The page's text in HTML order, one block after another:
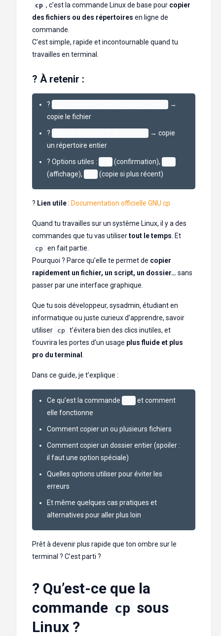
cp , c’est la commande Linux de base pour copier
des fichiers ou des répertoires en ligne de
commande.
C’est simple, rapide et incontournable quand tu
travailles en terminal.
? À retenir :
?
→
copie le fichier
?
→ copie
un répertoire entier
? Options utiles : (confirmation),
(affichage), (copie si plus récent)
? Lien utile: Documentation officielle GNU cp
Quand tu travailles sur un système Linux, il y a des
commandes que tu vas utilisertout le temps . Et
cp
en fait partie.
Pourquoi ? Parce qu’elle te permet de copier
rapidement un fichier, un script, un dossier… sans
passer par une interface graphique.
Que tu sois développeur, sysadmin, étudiant en
informatique ou juste curieux d’apprendre, savoir
utiliser
cp
t’évitera bien des clics inutiles, et
t’ouvrira les portes d’un usage plus fluide et plus
pro du terminal
Dans ce guide, je t’explique :
Ce qu’est la commande
et comment
elle fonctionne
Comment copier un ou plusieurs fichiers
Comment copier un dossier entier (spoiler :
il faut une option spéciale)
Quelles options utiliser pour éviter les
erreurs
Et même quelques cas pratiques et
alternatives pour aller plus loin
Prêt à devenir plus rapide que ton ombre sur le
terminal ? C’est parti ?
? Qu’est-ce que la
commande cp sous
Linux ?